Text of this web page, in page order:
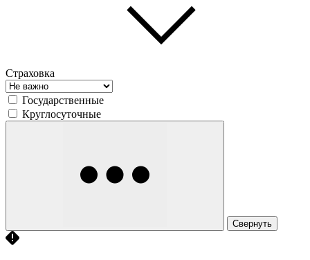
Страховка
Государственные
Круглосуточные
Свернуть